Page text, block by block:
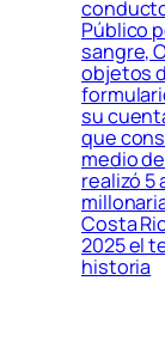
Público
sangre,
objetos
su
que
medio
realizó 5
Costa
2025 el
historia